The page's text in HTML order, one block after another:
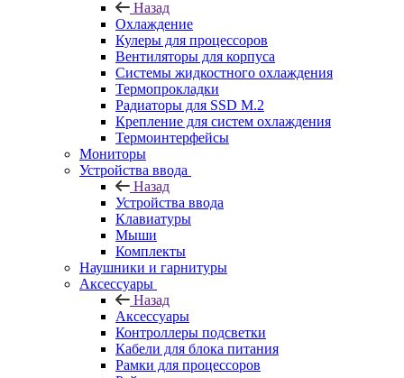
Назад
Охлаждение
Кулеры для процессоров
Вентиляторы для корпуса
Системы жидкостного охлаждения
Термопрокладки
Радиаторы для SSD M.2
Крепление для систем охлаждения
Термоинтерфейсы
Мониторы
Устройства ввода
Назад
Устройства ввода
Клавиатуры
Мыши
Комплекты
Наушники и гарнитуры
Аксессуары
Назад
Аксессуары
Контроллеры подсветки
Кабели для блока питания
Рамки для процессоров